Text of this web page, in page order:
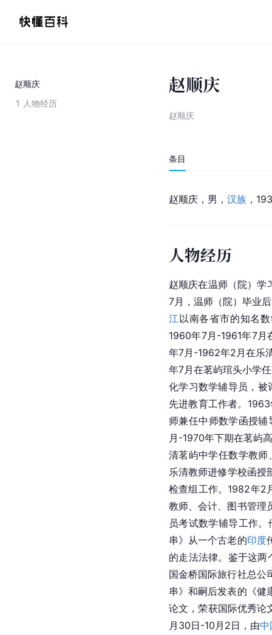
赵顺庆
1 人物经历
赵顺庆
赵顺庆
条目
赵顺庆，男， 汉族 ，
人物经历
赵顺庆在温师（院）学
7月，温师（院）毕业
江以南各省市的知名
1960年7月-1961年7月
年7月-1962年2月在乐
年7月在茗屿琯头小学
化学习数学辅导员，被
先进教育工作者。
师兼任中师数学函授
月-1970年下期在茗屿高
清茗屿中学任数学教
乐清教师进修学校函授
检查组工作。1982年2
教师、会计、图书管理
员考试数学辅导工作
串》从一个古老的印度
的走法法律。鉴于这
国金桥国际旅行社总公
串》和嗣后发表的《健
论文，荣获国际优秀论
月30日-10月2日，由中